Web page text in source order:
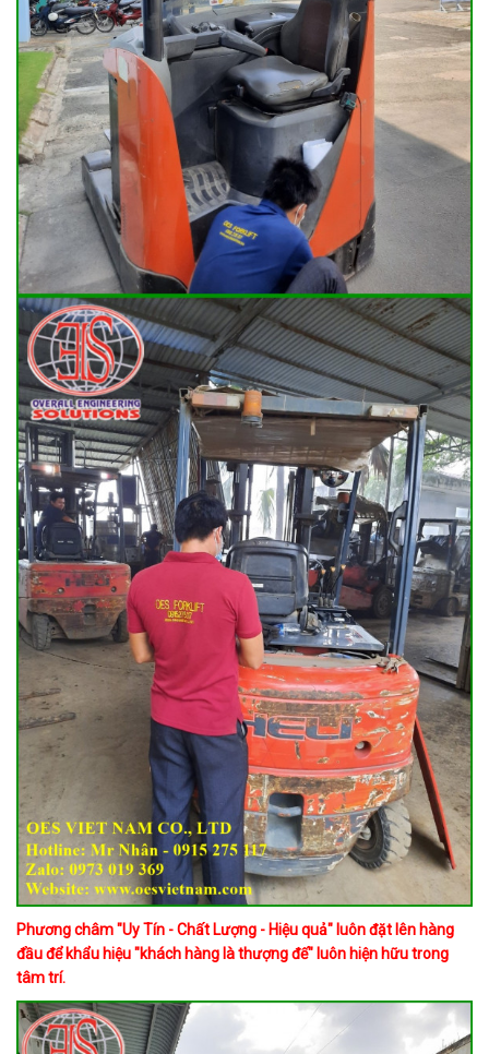
Phương châm "Uy Tín - Chất Lượng - Hiệu quả" luôn đặt lên hàng
đầu để khẩu hiệu "khách hàng là thượng đế" luôn hiện hữu trong
tâm trí.